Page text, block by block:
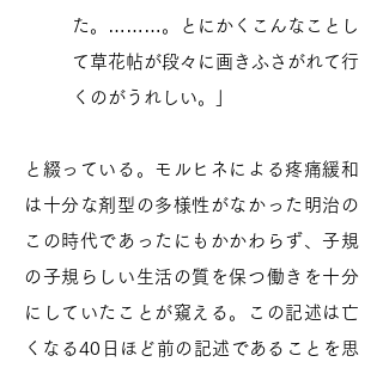
た。………。とにかくこんなことし
て草花帖が段々に画きふさがれて行
くのがうれしい。」
と綴っている。モルヒネによる疼痛緩和
は十分な剤型の多様性がなかった明治の
この時代であったにもかかわらず、子規
の子規らしい生活の質を保つ働きを十分
にしていたことが窺える。この記述は亡
くなる40日ほど前の記述であることを思